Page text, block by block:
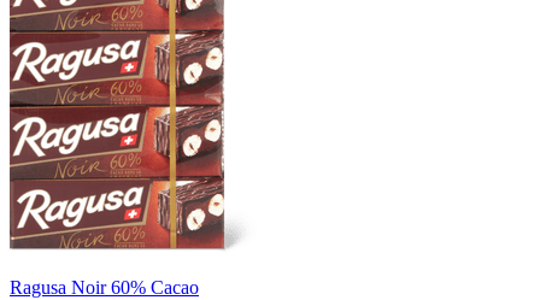
Ragusa Noir 60% Cacao